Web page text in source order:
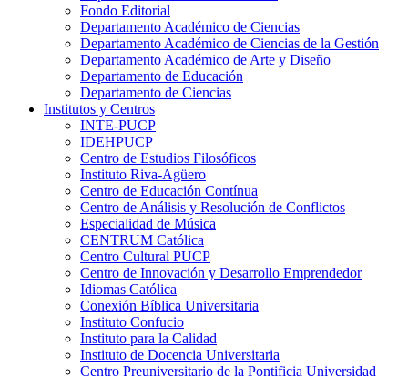
Fondo Editorial
Departamento Académico de Ciencias
Departamento Académico de Ciencias de la Gestión
Departamento Académico de Arte y Diseño
Departamento de Educación
Departamento de Ciencias
Institutos y Centros
INTE-PUCP
IDEHPUCP
Centro de Estudios Filosóficos
Instituto Riva-Agüero
Centro de Educación Contínua
Centro de Análisis y Resolución de Conflictos
Especialidad de Música
CENTRUM Católica
Centro Cultural PUCP
Centro de Innovación y Desarrollo Emprendedor
Idiomas Católica
Conexión Bíblica Universitaria
Instituto Confucio
Instituto para la Calidad
Instituto de Docencia Universitaria
Centro Preuniversitario de la Pontificia Universidad